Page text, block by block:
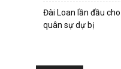
Đài Loan lần đầu
quân sự dự bị